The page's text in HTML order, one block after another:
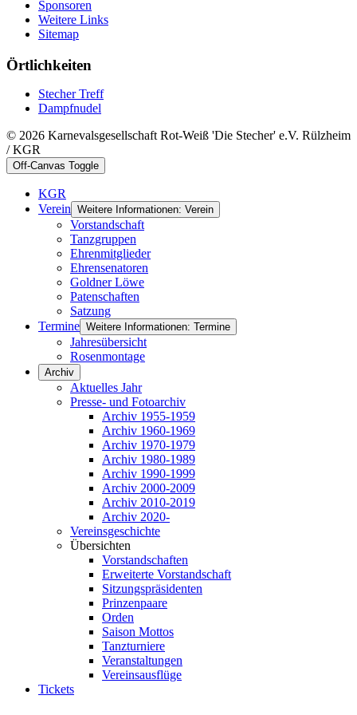
Sponsoren
Weitere Links
Sitemap
Örtlichkeiten
Stecher Treff
Dampfnudel
© 2026 Karnevalsgesellschaft Rot-Weiß 'Die Stecher' e.V. Rülzheim
/ KGR
Off-Canvas Toggle
KGR
Verein Weitere Informationen: Verein
Vorstandschaft
Tanzgruppen
Ehrenmitglieder
Ehrensenatoren
Goldner Löwe
Patenschaften
Satzung
Termine Weitere Informationen: Termine
Jahresübersicht
Rosenmontage
Archiv
Aktuelles Jahr
Presse- und Fotoarchiv
Archiv 1955-1959
Archiv 1960-1969
Archiv 1970-1979
Archiv 1980-1989
Archiv 1990-1999
Archiv 2000-2009
Archiv 2010-2019
Archiv 2020-
Vereinsgeschichte
Übersichten
Vorstandschaften
Erweiterte Vorstandschaft
Sitzungspräsidenten
Prinzenpaare
Orden
Saison Mottos
Tanzturniere
Veranstaltungen
Vereinsausflüge
Tickets